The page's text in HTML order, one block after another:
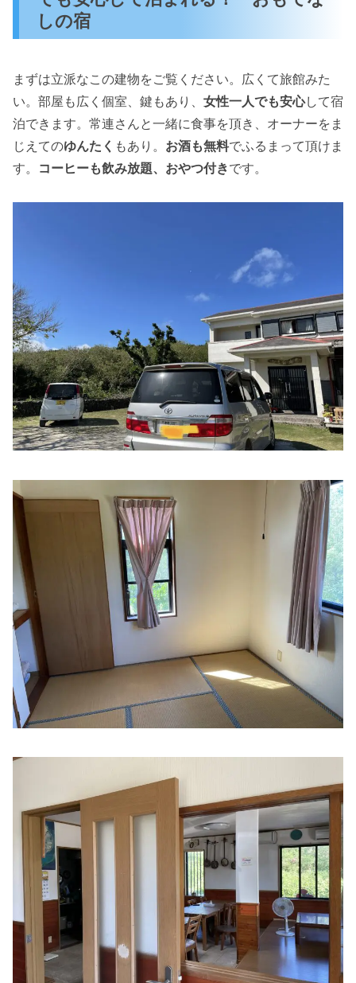
しの宿
まずは立派なこの建物をご覧ください。広くて旅館みた
い。部屋も広く個室、鍵もあり、 女性一人でも安心して宿
泊できます。常連さんと一緒に食事を頂き、オーナーをま
じえてのゆんたく もあり。 お酒も無料でふるまって頂けま
す。 コーヒーも飲み放題、おやつ付きです。